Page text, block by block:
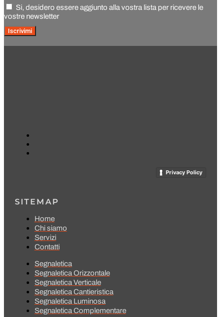
Si, desidero essere aggiunto alla vostra lista per ricevere le
vostre newsletter
Iscrivimi
Privacy Policy
SITEMAP
Home
Chi siamo
Servizi
Contatti
Segnaletica
Segnaletica Orizzontale
Segnaletica Verticale
Segnaletica Cantieristica
Segnaletica Luminosa
Segnaletica Complementare